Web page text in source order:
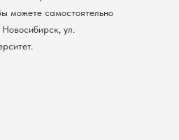
можете самостоятельно
ул.